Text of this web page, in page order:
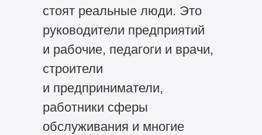
стоят реальные люди. Это
руководители предприятий
и рабочие, педагоги и врачи,
строители
и предприниматели,
работники сферы
обслуживания и многие